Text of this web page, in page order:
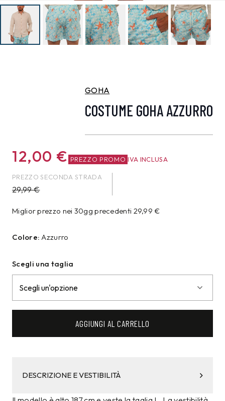
GOHA
COSTUME GOHA AZZURRO
12,00 € PREZZO PROMO IVA INCLUSA
PREZZO SECONDA STRADA
29,99€
Miglior prezzo nei 30gg precedenti 29,99€
Colore: Azzurro
Scegli una taglia
AGGIUNGI AL CARRELLO
DESCRIZIONE E VESTIBILITÀ